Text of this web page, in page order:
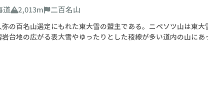
道 2,013m 二百名山
の百名山選定にもれた東大雪の盟主である。ニペソツ山は東
岩台地の広がる表大雪やゆったりとした稜線が多い道内の山に